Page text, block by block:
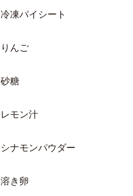
冷凍パイシート １枚
りんご ３/４個
砂糖 大さ
レモン汁 小
シナモンパウダー 小
溶き卵 少